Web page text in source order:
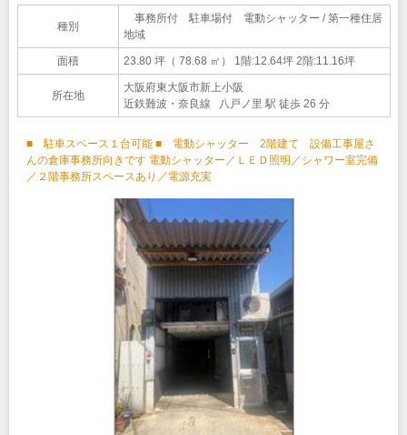
種別
事務所付 駐車場付 電動シャッター / 第一種住居
地域
面積 23.80 坪（ 78.68 ㎡） 1階:12.64坪 2階:11.16坪
所在地
大阪府東大阪市新上小阪
近鉄難波・奈良線 八戸ノ里 駅 徒歩 26 分
■ 駐車スペース１台可能 ■ 電動シャッター 2階建て 設備工事屋さ
んの倉庫事務所向きです 電動シャッター／ＬＥＤ照明／シャワー室完備
／２階事務所スペースあり／電源充実